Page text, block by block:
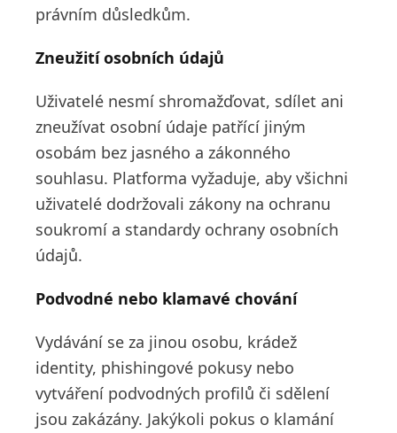
právním důsledkům.
Zneužití osobních údajů
Uživatelé nesmí shromažďovat, sdílet ani
zneužívat osobní údaje patřící jiným
osobám bez jasného a zákonného
souhlasu. Platforma vyžaduje, aby všichni
uživatelé dodržovali zákony na ochranu
soukromí a standardy ochrany osobních
údajů.
Podvodné nebo klamavé chování
Vydávání se za jinou osobu, krádež
identity, phishingové pokusy nebo
vytváření podvodných profilů či sdělení
jsou zakázány. Jakýkoli pokus o klamání